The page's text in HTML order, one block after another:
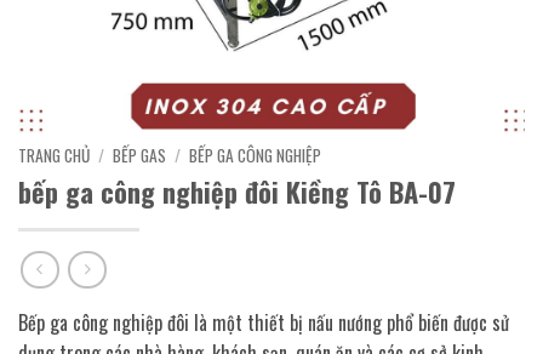
TRANG CHỦ / BẾP GAS / BẾP GA CÔNG NGHIỆP
bếp ga công nghiệp đôi Kiềng Tô BA-07
Bếp ga công nghiệp đôi là một thiết bị nấu nướng phổ biến được sử